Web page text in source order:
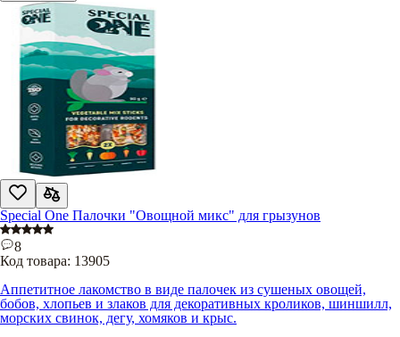
Special One Палочки "Овощной микс" для грызунов
8
Код товара: 13905
Аппетитное лакомство в виде палочек из сушеных овощей,
бобов, хлопьев и злаков для декоративных кроликов, шиншилл,
морских свинок, дегу, хомяков и крыс.